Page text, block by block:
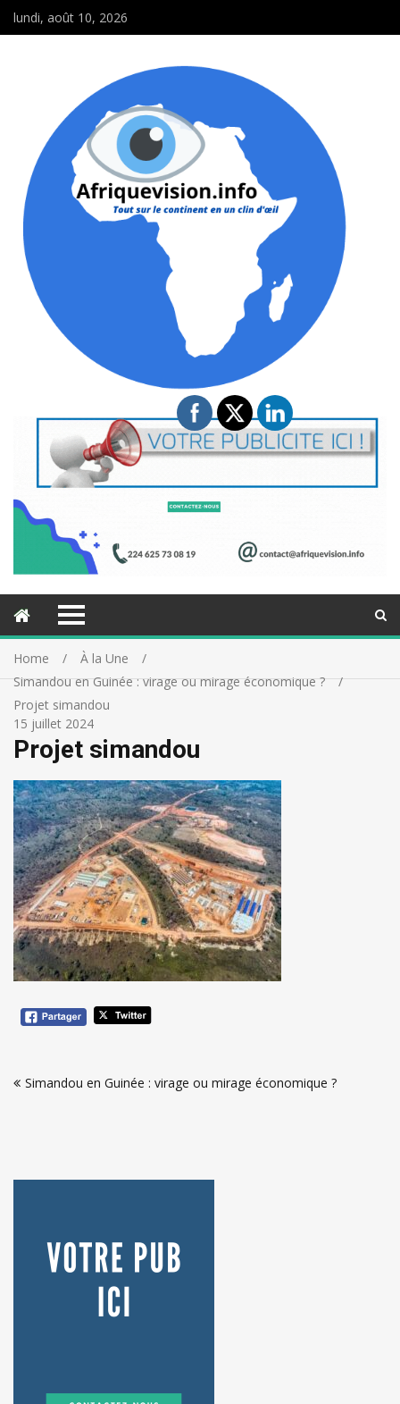
lundi, août 10, 2026
Home
À la Une
Simandou en Guinée : virage ou mirage économique ?
Projet simandou
15 juillet 2024
Projet simandou
deSimandou en Guinée : virage ou mirage économique ?